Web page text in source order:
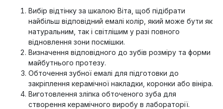
Вибір відтінку за шкалою Віта, щоб підібрати
найбільш відповідний емалі колір, який може бути як
натуральним, так і світлішим у разі повного
відновлення зони посмішки.
Визначення відповідного до зубів розміру та форми
майбутнього протезу.
Обточення зубної емалі для підготовки до
закріплення керамічної накладки, коронки або вініра.
Виготовлення зліпка обточеного зуба для
створення керамічного виробу в лабораторії.